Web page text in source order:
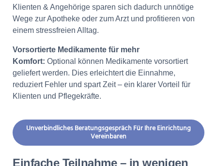
Klienten & Angehörige sparen sich dadurch unnötige
Wege zur Apotheke oder zum Arzt und profitieren von
einem stressfreien Alltag.
Vorsortierte Medikamente für mehr
Komfort: Optional können Medikamente vorsortiert
geliefert werden. Dies erleichtert die Einnahme,
reduziert Fehler und spart Zeit – ein klarer Vorteil für
Klienten und Pflegekräfte.
Unverbindliches Beratungsgespräch Für Ihre Einrichtung
Vereinbaren
Einfache Teilnahme – in wenigen